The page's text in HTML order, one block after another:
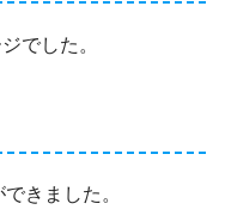
でした。
きました。